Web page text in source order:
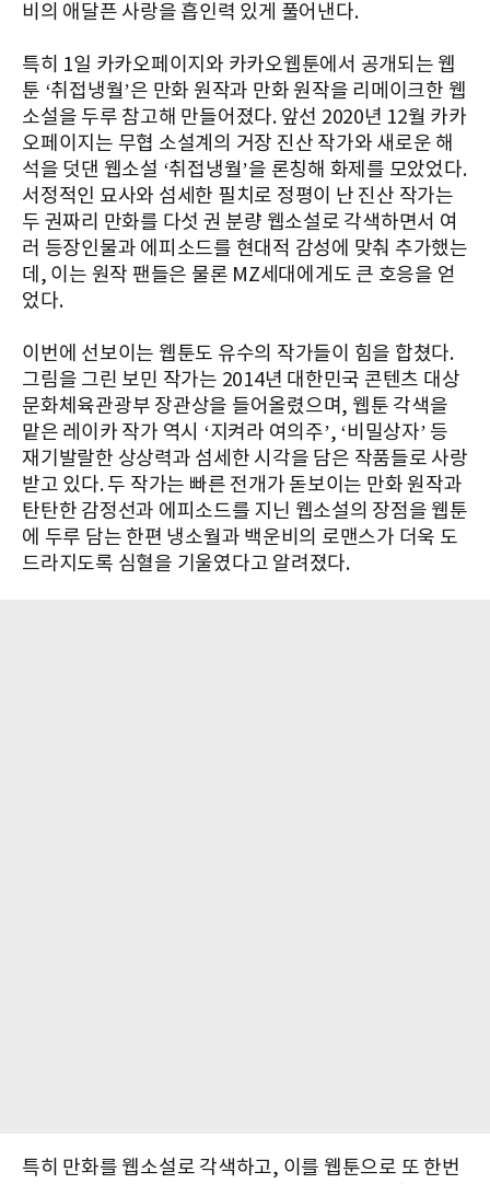
비의 애달픈 사랑을 흡인력 있게 풀어낸다.
특히 1일 카카오페이지와 카카오웹툰에서 공개되는 웹
툰 ‘취접냉월’은 만화 원작과 만화 원작을 리메이크한 웹
소설을 두루 참고해 만들어졌다. 앞선 2020년 12월 카카
오페이지는 무협 소설계의 거장 진산 작가와 새로운 해
석을 덧댄 웹소설 ‘취접냉월’을 론칭해 화제를 모았었다.
서정적인 묘사와 섬세한 필치로 정평이 난 진산 작가는
두 권짜리 만화를 다섯 권 분량 웹소설로 각색하면서 여
러 등장인물과 에피소드를 현대적 감성에 맞춰 추가했는
데, 이는 원작 팬들은 물론 MZ세대에게도 큰 호응을 얻
었다.
이번에 선보이는 웹툰도 유수의 작가들이 힘을 합쳤다.
그림을 그린 보민 작가는 2014년 대한민국 콘텐츠 대상
문화체육관광부 장관상을 들어올렸으며, 웹툰 각색을
맡은 레이카 작가 역시 ‘지켜라 여의주’, ‘비밀상자’ 등
재기발랄한 상상력과 섬세한 시각을 담은 작품들로 사랑
받고 있다. 두 작가는 빠른 전개가 돋보이는 만화 원작과
탄탄한 감정선과 에피소드를 지닌 웹소설의 장점을 웹툰
에 두루 담는 한편 냉소월과 백운비의 로맨스가 더욱 도
드라지도록 심혈을 기울였다고 알려졌다.
특히 만화를 웹소설로 각색하고, 이를 웹툰으로 또 한번